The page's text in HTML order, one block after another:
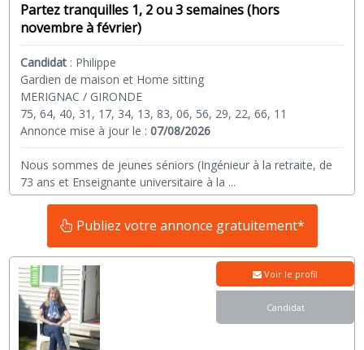
Partez tranquilles 1, 2 ou 3 semaines (hors
novembre à février)
Candidat : Philippe
Gardien de maison et Home sitting
MERIGNAC / GIRONDE
75, 64, 40, 31, 17, 34, 13, 83, 06, 56, 29, 22, 66, 11
Annonce mise à jour le :07/08/2026
Nous sommes de jeunes séniors (Ingénieur à la retraite, de
73 ans et Enseignante universitaire à la ...
Publiez votre annonce gratuitement*
Voir le profil
Candidat